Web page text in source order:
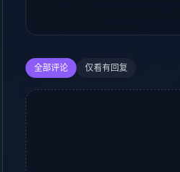
全部评论 仅看有回复